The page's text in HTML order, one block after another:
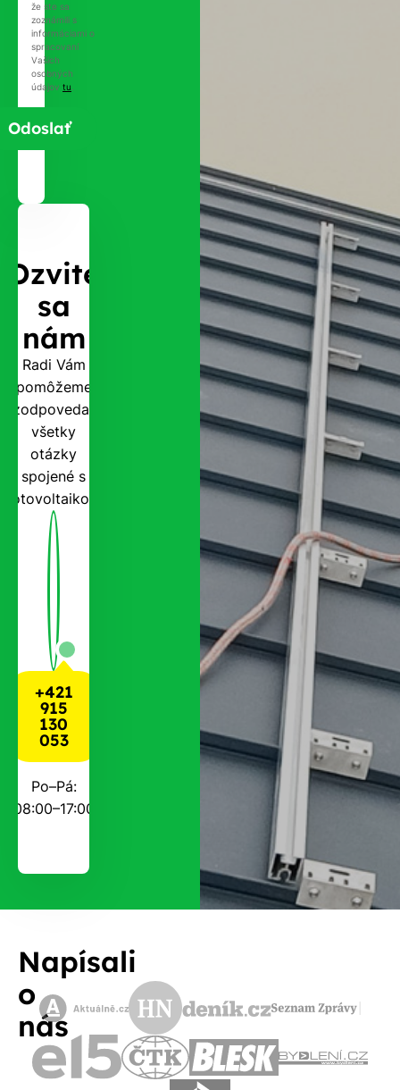
Ozvite
sa
nám
Radi Vám
pomôžeme
zodpovedať
všetky
otázky
spojené s
fotovoltaikou.
+421
915
130
053
Po–Pá:
08:00–17:00
že ste sa
zoznámili s
informáciami o
spracovaní
Vašich
osobných
údajov tu.
Napísali
o
nás